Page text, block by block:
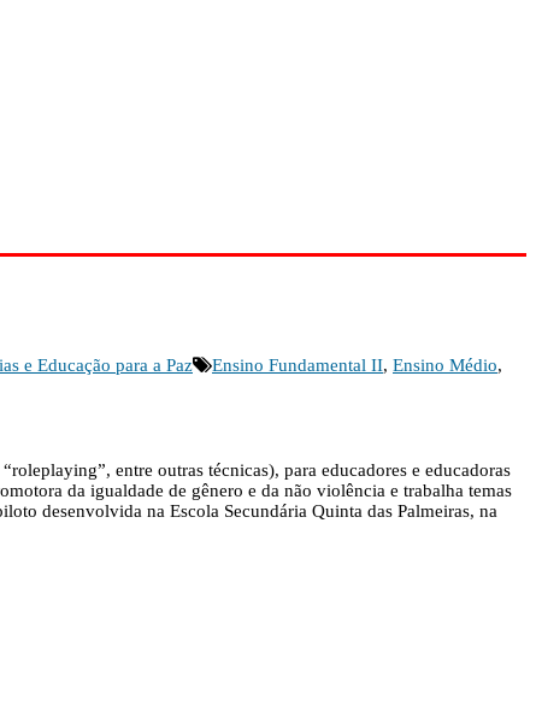
e Educação para a Paz Ensino Fundamental II, Ensino Médio,
entre outras técnicas), para educadores e educadoras
da igualdade de gênero e da não violência e trabalha temas
desenvolvida na Escola Secundária Quinta das Palmeiras, na